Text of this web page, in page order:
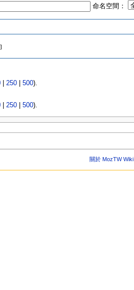
命名空間：
| 250| 500).
| 250| 500).
關於 MozTW Wiki